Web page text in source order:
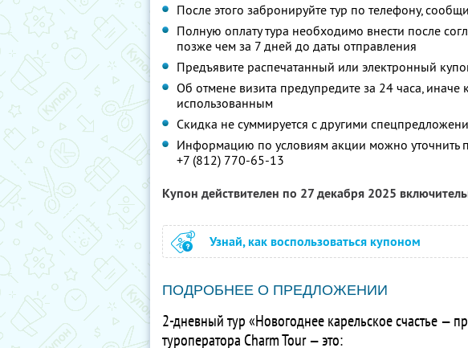
После этого забронируйте тур по телефону,
Полную оплату тура необходимо внести после
позже чем за 7 дней до даты отправления
Предъявите распечатанный или электронный
Об отмене визита предупредите за 24 часа, иначе
использованным
Скидка не суммируется с другими
Информацию по условиям акции можно уточнить
+7 (812) 770-65-13
Купон действителен по 27 декабря 2025
Узнай, как воспользоваться купоном
ПОДРОБНЕЕ О ПРЕДЛОЖЕНИИ
2-дневный тур «Новогоднее карельское счастье —
туроператора Charm Tour — это: